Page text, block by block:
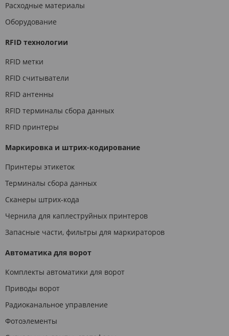
Расходные материалы
Оборудование
RFID технологии
RFID метки
RFID считыватели
RFID антенны
RFID терминалы сбора данных
RFID принтеры
Маркировка и штрих-кодирование
Принтеры этикеток
Терминалы сбора данных
Сканеры штрих-кода
Чернила для каплеструйных принтеров
Запасные части, фильтры для маркираторов
Автоматика для ворот
Комплекты автоматики для ворот
Приводы ворот
Радиоканальное управление
Фотоэлементы